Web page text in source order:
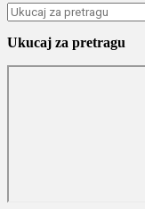
Ukucaj za pretragu